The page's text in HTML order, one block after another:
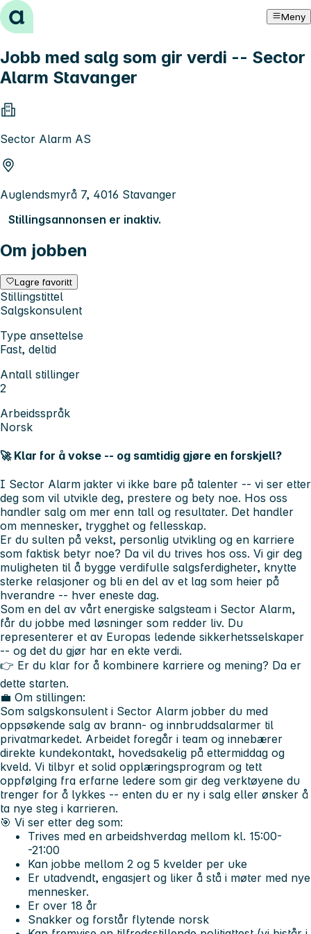
Hopp til innhold Meny
Jobb med salg som gir verdi -- Sector
Alarm Stavanger
Sector Alarm AS
Auglendsmyrå 7, 4016 Stavanger
Stillingsannonsen er inaktiv.
Om jobben
Lagre favoritt
Stillingstittel
Salgskonsulent
Type ansettelse
Fast, deltid
Antall stillinger
2
Arbeidsspråk
Norsk
🚀 Klar for å vokse -- og samtidig gjøre en forskjell?
I Sector Alarm jakter vi ikke bare på talenter -- vi ser etter
deg som vil utvikle deg, prestere og bety noe. Hos oss
handler salg om mer enn tall og resultater. Det handler
om mennesker, trygghet og fellesskap.
Er du sulten på vekst, personlig utvikling og en karriere
som faktisk betyr noe? Da vil du trives hos oss. Vi gir deg
muligheten til å bygge verdifulle salgsferdigheter, knytte
sterke relasjoner og bli en del av et lag som heier på
hverandre -- hver eneste dag.
Som en del av vårt energiske salgsteam i Sector Alarm,
får du jobbe med løsninger som redder liv. Du
representerer et av Europas ledende sikkerhetsselskaper
-- og det du gjør har en ekte verdi.
👉 Er du klar for å kombinere karriere og mening? Da er
dette starten.
💼 Om stillingen:
Som salgskonsulent i Sector Alarm jobber du med
oppsøkende salg av brann- og innbruddsalarmer til
privatmarkedet. Arbeidet foregår i team og innebærer
direkte kundekontakt, hovedsakelig på ettermiddag og
kveld. Vi tilbyr et solid opplæringsprogram og tett
oppfølging fra erfarne ledere som gir deg verktøyene du
trenger for å lykkes -- enten du er ny i salg eller ønsker å
ta nye steg i karrieren.
🎯 Vi ser etter deg som:
Trives med en arbeidshverdag mellom kl. 15:00-
-21:00
Kan jobbe mellom 2 og 5 kvelder per uke
Er utadvendt, engasjert og liker å stå i møter med nye
mennesker.
Er over 18 år
Snakker og forstår flytende norsk